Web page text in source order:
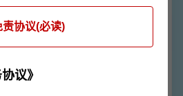
脚本+补丁.zip
，GOM1108，LF等其他引